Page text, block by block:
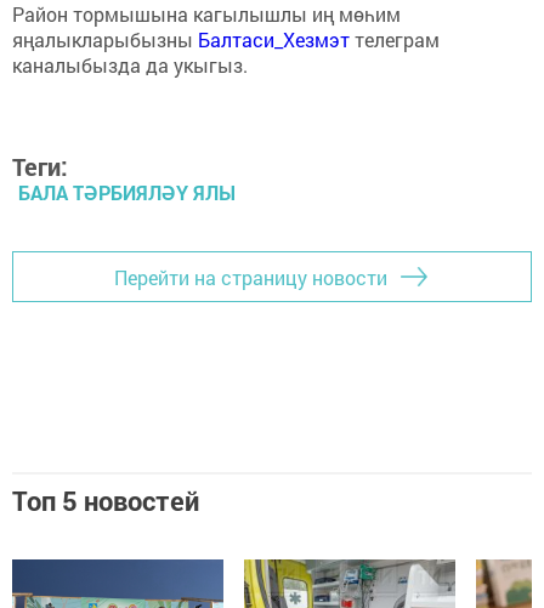
Район тормышына кагылышлы иң мөһим
яңалыкларыбызны Балтаси_Хезмэттелеграм
каналыбызда да укыгыз.
Теги:
БАЛА ТӘРБИЯЛӘҮ ЯЛЫ
Перейти на страницу новости
Топ 5 новостей